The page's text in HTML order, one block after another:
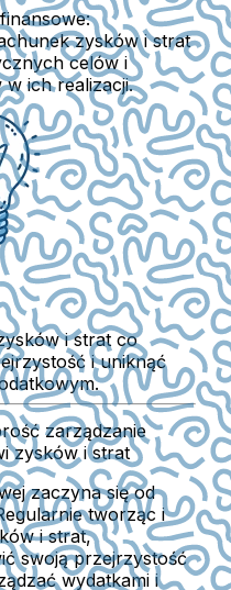
zysków i strat
celów i
w ich realizacji.
i strat co
i uniknąć
zarządzanie
zysków i strat
zaczyna się od
tworząc i
i strat,
swoją przejrzystość
wydatkami i